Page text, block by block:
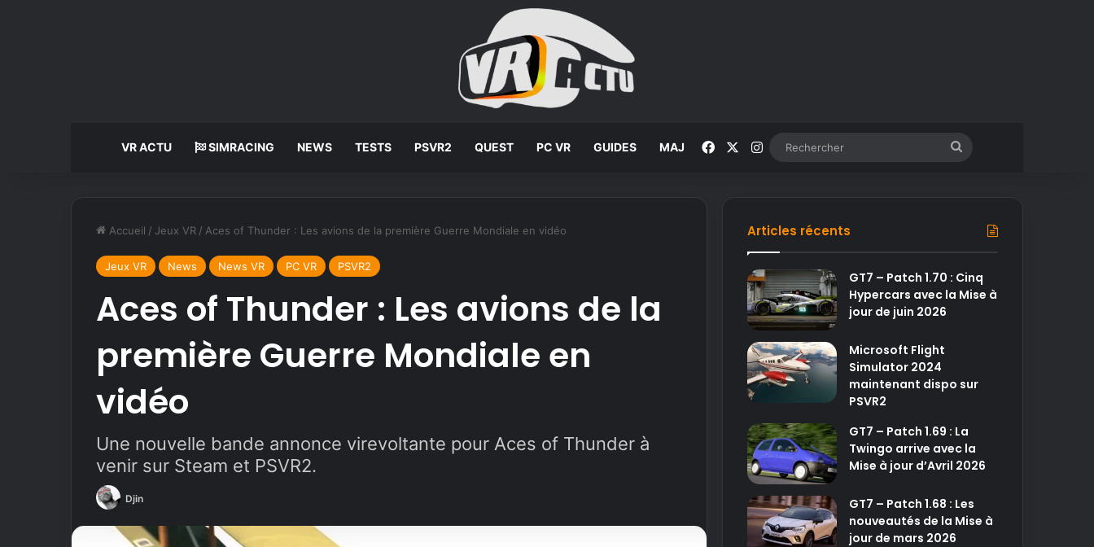
VR ACTU SIMRACING NEWS TESTS PSVR2 QUEST PC VR GUIDES MAJ FacebookInstagram Rechercher
Accueil / Jeux VR / Aces of Thunder : Les avions de la première Guerre Mondiale en vidéo
Jeux VR News News VR PC VR PSVR2
Aces of Thunder : Les avions de la
première Guerre Mondiale en
vidéo
Une nouvelle bande annonce virevoltante pour Aces of Thunder à
venir sur Steam et PSVR2.
Djin
Articles récents
GT7 – Patch 1.70 : Cinq
Hypercars avec la Mise à
jour de juin 2026
Microsoft Flight
Simulator 2024
maintenant dispo sur
PSVR2
GT7 – Patch 1.69 : La
Twingo arrive avec la
Mise à jour d’Avril 2026
GT7 – Patch 1.68 : Les
nouveautés de la Mise à
jour de mars 2026